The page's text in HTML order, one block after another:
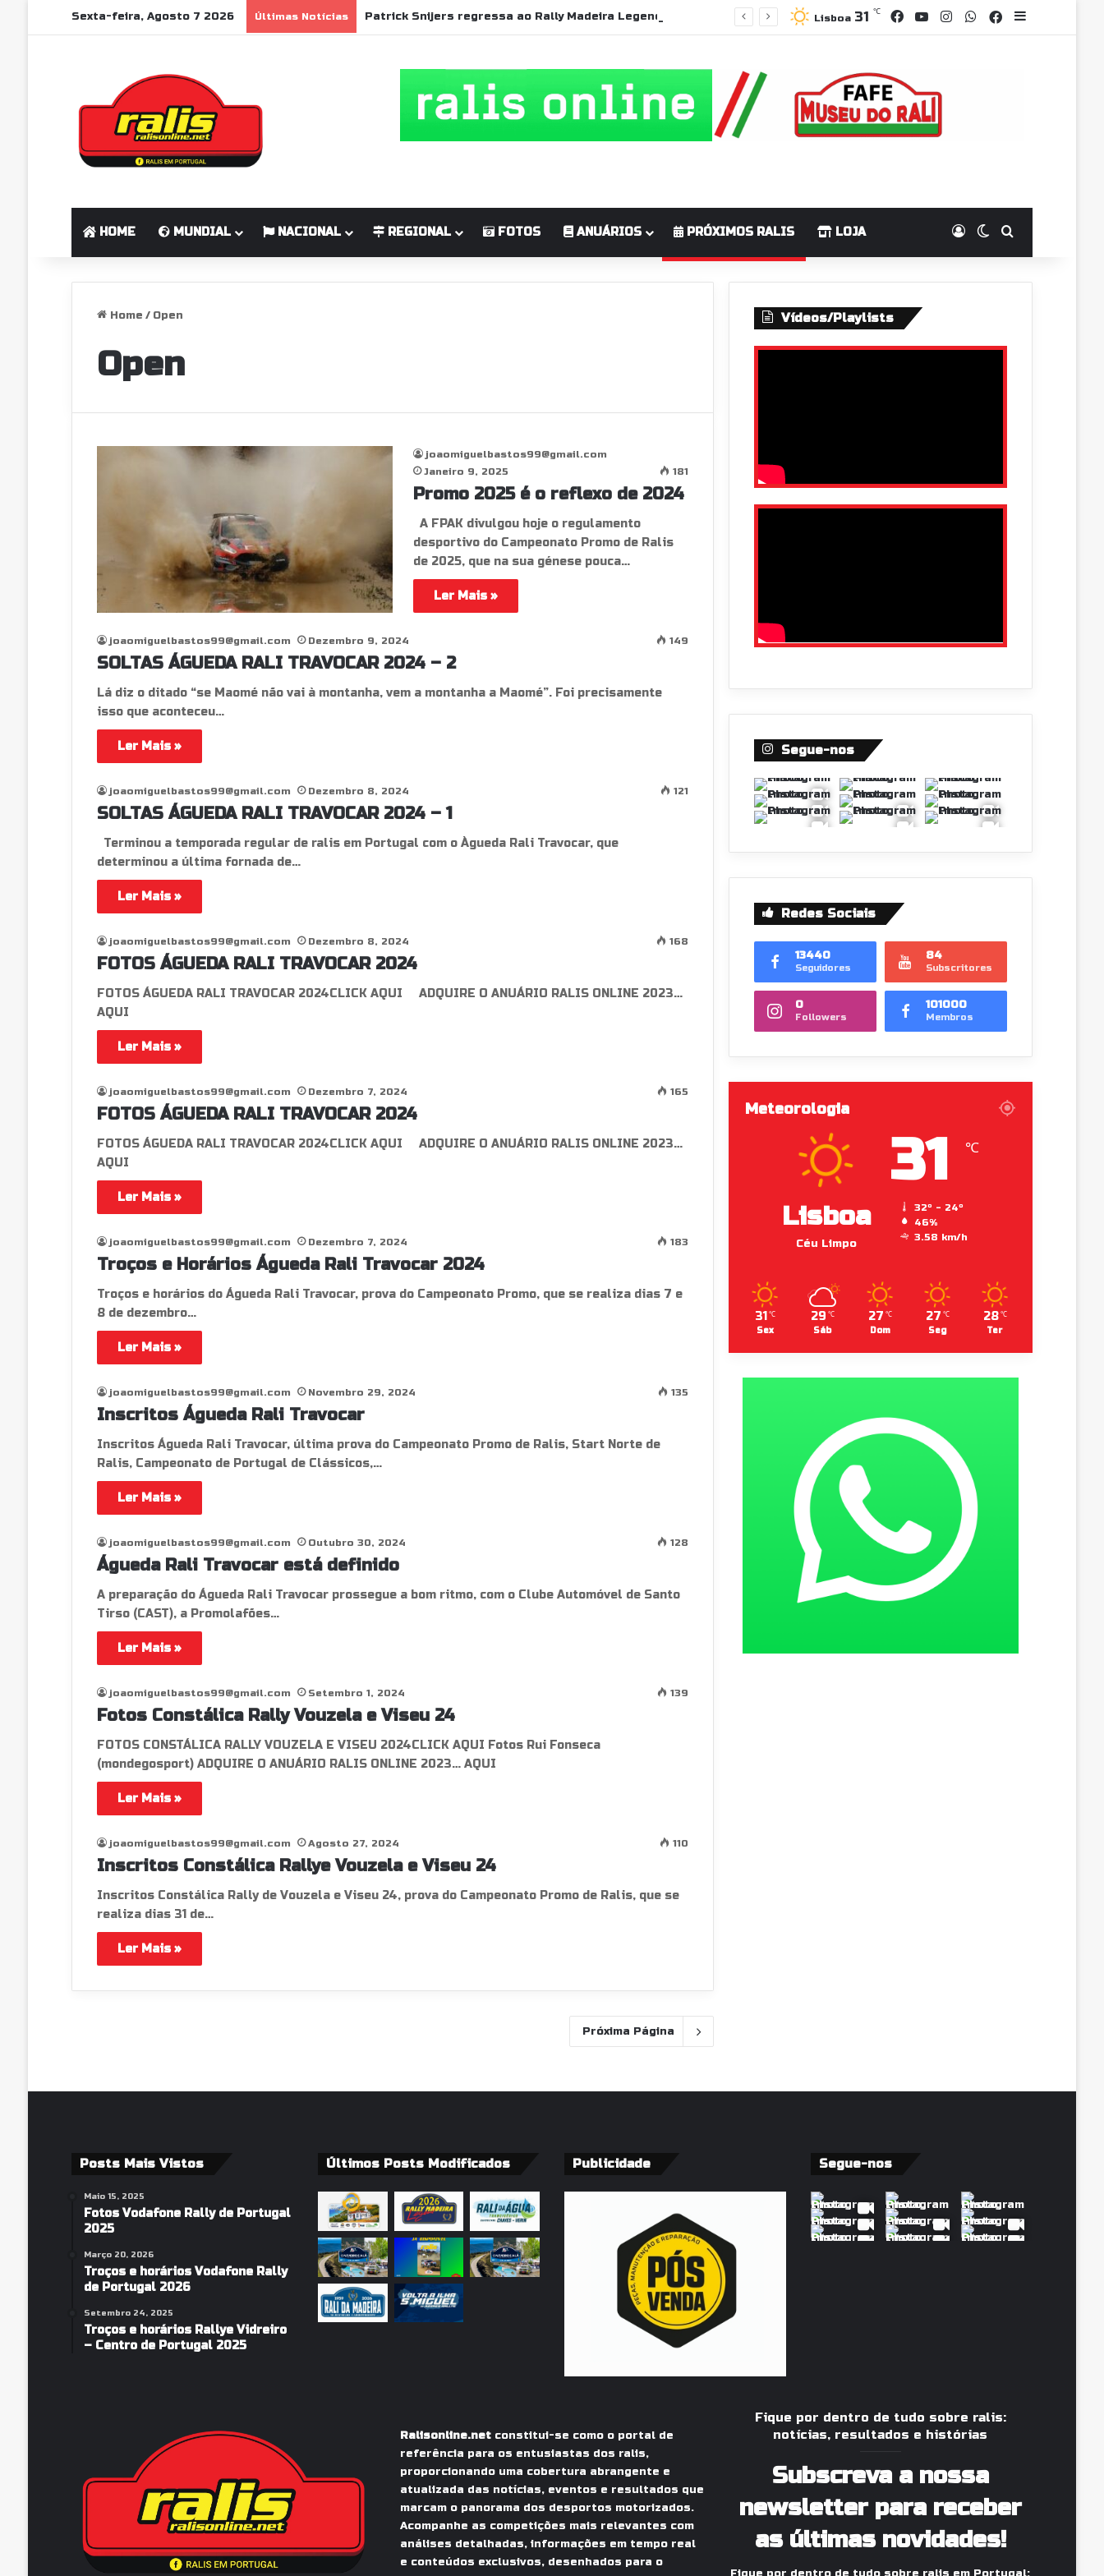
Sexta-feira, Agosto 7 2026 Últimas Notícias Lisboa 31 ℃ Facebook
YouTube
Instagram
WhatsApp
GrupoSidebar
HOME MUNDIAL NACIONAL REGIONAL FOTOS ANUÁRIOS PRÓXIMOS RALIS LOJA Log InSwitch skin
Home / Open
Open
joaomiguelbastos99@gmail.com
Janeiro 9, 2025
181
Promo 2025 é o reflexo de 2024
A FPAK divulgou hoje o regulamento
desportivo do Campeonato Promo de Ralis
de 2025, que na sua génese pouca…
Ler Mais »
joaomiguelbastos99@gmail.com Dezembro 9, 2024 149
SOLTAS ÁGUEDA RALI TRAVOCAR 2024 – 2
Lá diz o ditado “se Maomé não vai à montanha, vem a montanha a Maomé”. Foi precisamente
isso que aconteceu…
Ler Mais »
joaomiguelbastos99@gmail.com Dezembro 8, 2024 121
SOLTAS ÁGUEDA RALI TRAVOCAR 2024 – 1
Terminou a temporada regular de ralis em Portugal com o Àgueda Rali Travocar, que
determinou a última fornada de…
Ler Mais »
joaomiguelbastos99@gmail.com Dezembro 8, 2024 168
FOTOS ÁGUEDA RALI TRAVOCAR 2024
FOTOS ÁGUEDA RALI TRAVOCAR 2024CLICK AQUI ADQUIRE O ANUÁRIO RALIS ONLINE 2023…
AQUI
Ler Mais »
joaomiguelbastos99@gmail.com Dezembro 7, 2024 165
FOTOS ÁGUEDA RALI TRAVOCAR 2024
FOTOS ÁGUEDA RALI TRAVOCAR 2024CLICK AQUI ADQUIRE O ANUÁRIO RALIS ONLINE 2023…
AQUI
Ler Mais »
joaomiguelbastos99@gmail.com Dezembro 7, 2024 183
Troços e Horários Águeda Rali Travocar 2024
Troços e horários do Águeda Rali Travocar, prova do Campeonato Promo, que se realiza dias 7 e
8 de dezembro…
Ler Mais »
joaomiguelbastos99@gmail.com Novembro 29, 2024 135
Inscritos Águeda Rali Travocar
Inscritos Águeda Rali Travocar, última prova do Campeonato Promo de Ralis, Start Norte de
Ralis, Campeonato de Portugal de Clássicos,…
Ler Mais »
joaomiguelbastos99@gmail.com Outubro 30, 2024 128
Águeda Rali Travocar está definido
A preparação do Águeda Rali Travocar prossegue a bom ritmo, com o Clube Automóvel de Santo
Tirso (CAST), a Promolafões…
Ler Mais »
joaomiguelbastos99@gmail.com Setembro 1, 2024 139
Fotos Constálica Rally Vouzela e Viseu 24
FOTOS CONSTÁLICA RALLY VOUZELA E VISEU 2024CLICK AQUI Fotos Rui Fonseca
(mondegosport) ADQUIRE O ANUÁRIO RALIS ONLINE 2023… AQUI
Ler Mais »
joaomiguelbastos99@gmail.com Agosto 27, 2024 110
Inscritos Constálica Rallye Vouzela e Viseu 24
Inscritos Constálica Rally de Vouzela e Viseu 24, prova do Campeonato Promo de Ralis, que se
realiza dias 31 de…
Ler Mais »
Próxima Página
Vídeos/Playlists
Segue-nos
Redes Sociais
13440
Seguidores
84
Subscritores
0
Followers
101000
Membros
Meteorologia
Lisboa
Céu Limpo
31 ℃
32º - 24º
46%
3.58 km/h
31 ℃
Sex
29 ℃
Sáb
27 ℃
Dom
27 ℃
Seg
28 ℃
Ter
Posts Mais Vistos
Maio 15, 2025
Fotos Vodafone Rally de Portugal
2025
Março 20, 2026
Troços e horários Vodafone Rally
de Portugal 2026
Setembro 24, 2025
Troços e horários Rallye Vidreiro
– Centro de Portugal 2025
Últimos Posts Modificados Publicidade Segue-nos
Ralisonline.netconstitui-se como o portal de
referência para os entusiastas dos ralis,
proporcionando uma cobertura abrangente e
atualizada das notícias, eventos e resultados que
marcam o panorama dos desportos motorizados.
Acompanhe as competições mais relevantes com
análises detalhadas, informações em tempo real
e conteúdos exclusivos, desenhados para o
Fique por dentro de tudo sobre ralis:
notícias, resultados e histórias
Subscreva a nossa
newsletter para receber
as últimas novidades!